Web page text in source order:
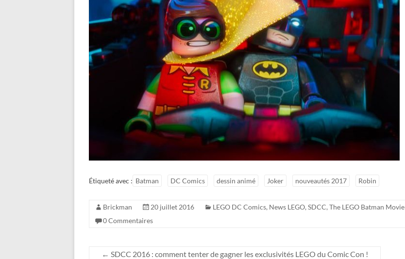
Étiqueté avec : Batman DC Comics dessin animé Joker nouveautés 2017 Robin
Brickman 20 juillet 2016 LEGO DC Comics, News LEGO, SDCC, The LEGO Batman Movie
0 Commentaires
← SDCC 2016 : comment tenter de gagner les exclusivités LEGO du Comic Con !